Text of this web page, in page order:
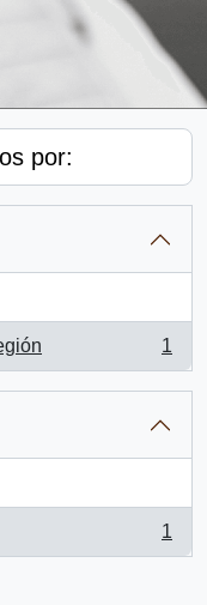
por:
1
1